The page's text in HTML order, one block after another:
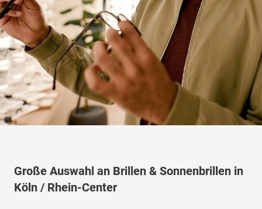
Große Auswahl an Brillen & Sonnenbrillen in
Köln / Rhein-Center